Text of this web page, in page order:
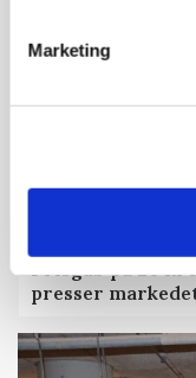
Marketing
presser